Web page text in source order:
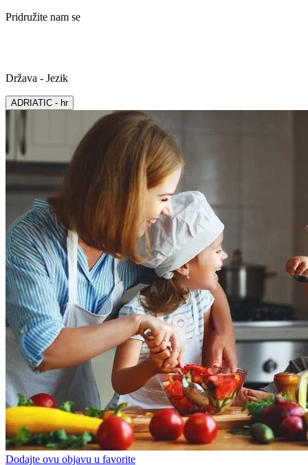
Pridružite nam se
Država - Jezik
ADRIATIC - hr
Dodajte ovu objavu u favorite